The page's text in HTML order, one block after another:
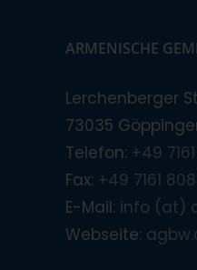
ARMENISCHE
Lerchenberger
73035
Telefon: +49
Fax: +49 7161
E-Mail: info (at)
Webseite: